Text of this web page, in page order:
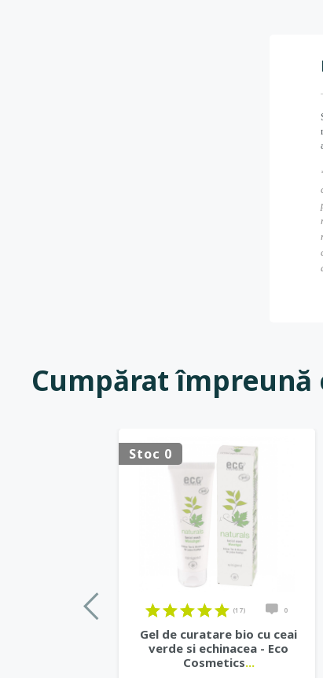
Cumpărat împreună
Stoc 0
(17) 0
Gel de curatare bio cu ceai
verde si echinacea - Eco
Cosmetics...